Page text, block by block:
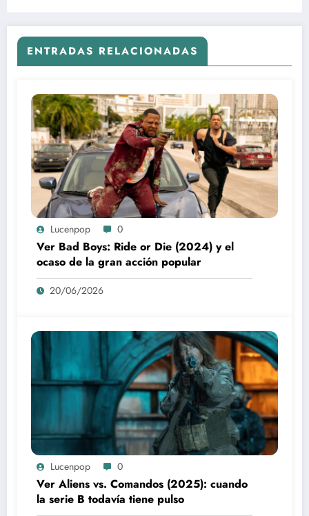
ENTRADAS RELACIONADAS
Lucenpop 0
Ver Bad Boys: Ride or Die (2024) y el
ocaso de la gran acción popular
20/06/2026
Lucenpop 0
Ver Aliens vs. Comandos (2025): cuando
la serie B todavía tiene pulso